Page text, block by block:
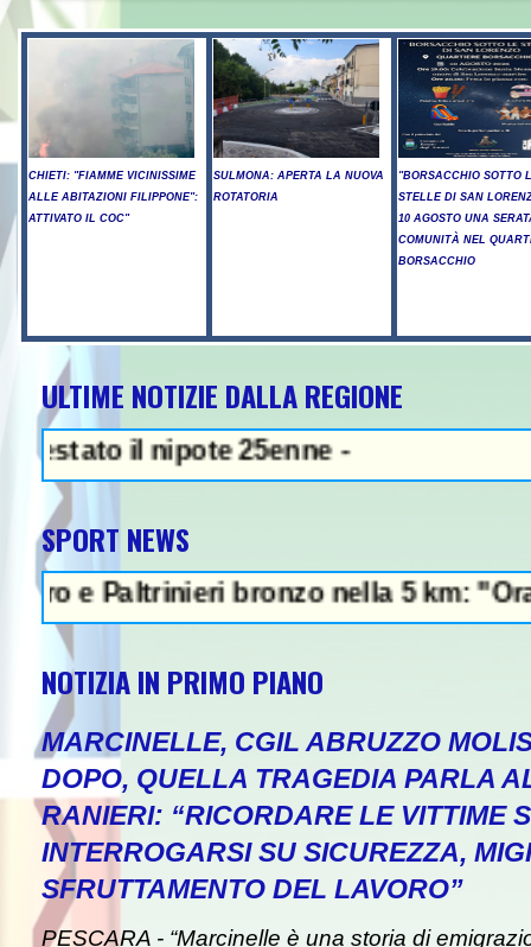
CHIETI: "FIAMME VICINISSIME
ALLE ABITAZIONI FILIPPONE":
ATTIVATO IL COC"
SULMONA: APERTA LA NUOVA
ROTATORIA
"BORSACCHIO SOTTO
STELLE DI SAN
10 AGOSTO UNA
COMUNITÀ NEL
BORSACCHIO
ULTIME NOTIZIE DALLA REGIONE
il nipote 25enne -
SPORT NEWS
bronzo nella 5 km: "Ora ci
NOTIZIA IN PRIMO PIANO
MARCINELLE, CGIL ABRUZZO
DOPO, QUELLA TRAGEDIA PARLA
RANIERI: “RICORDARE LE VITTIME
INTERROGARSI SU SICUREZZA,
SFRUTTAMENTO DEL LAVORO”
PESCARA - “Marcinelle è una storia di
NEWS IN EVIDENZA -